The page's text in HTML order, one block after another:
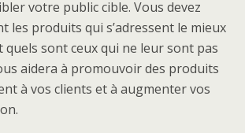
votre public cible. Vous devez
les produits qui s’adressent le mieux
quels sont ceux qui ne leur sont pas
aidera à promouvoir des produits
à vos clients et à augmenter vos